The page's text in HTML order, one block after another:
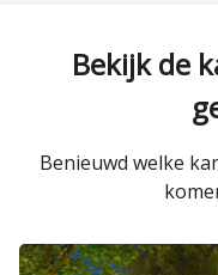
Bekijk de
Benieuwd welke